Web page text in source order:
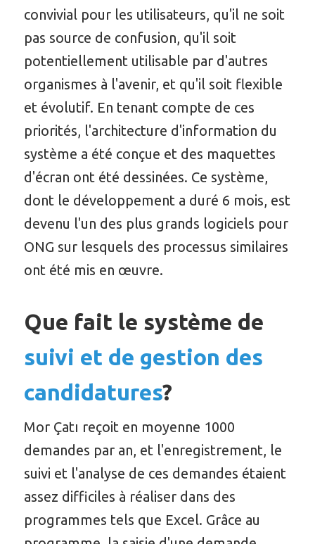
convivial pour les utilisateurs, qu'il ne soit
pas source de confusion, qu'il soit
potentiellement utilisable par d'autres
organismes à l'avenir, et qu'il soit flexible
et évolutif. En tenant compte de ces
priorités, l'architecture d'information du
système a été conçue et des maquettes
d'écran ont été dessinées. Ce système,
dont le développement a duré 6 mois, est
devenu l'un des plus grands logiciels pour
ONG sur lesquels des processus similaires
ont été mis en œuvre.
Que fait le système de
suivi et de gestion des
candidatures?
Mor Çatı reçoit en moyenne 1000
demandes par an, et l'enregistrement, le
suivi et l'analyse de ces demandes étaient
assez difficiles à réaliser dans des
programmes tels que Excel. Grâce au